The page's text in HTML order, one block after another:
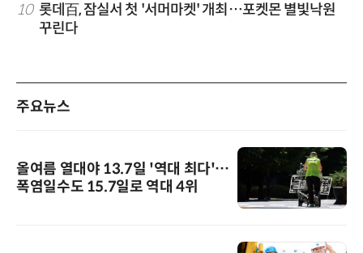
10 롯데百, 잠실서 첫 '서머마켓' 개최…포켓몬 별빛낙원
꾸린다
주요뉴스
올여름 열대야 13.7일 '역대 최다'…
폭염일수도 15.7일로 역대 4위